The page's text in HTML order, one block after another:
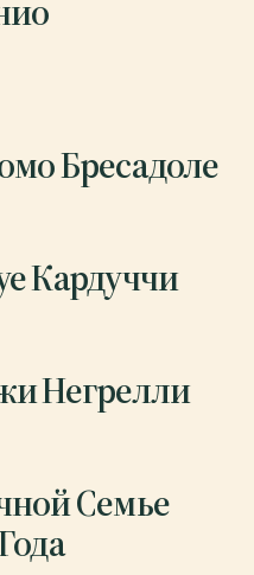
Бресадоле
Кардуччи
Негрелли
Семье